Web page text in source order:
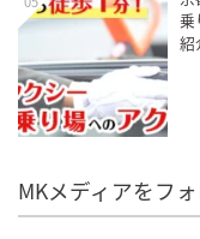
乗
紹
MKメディアをフ